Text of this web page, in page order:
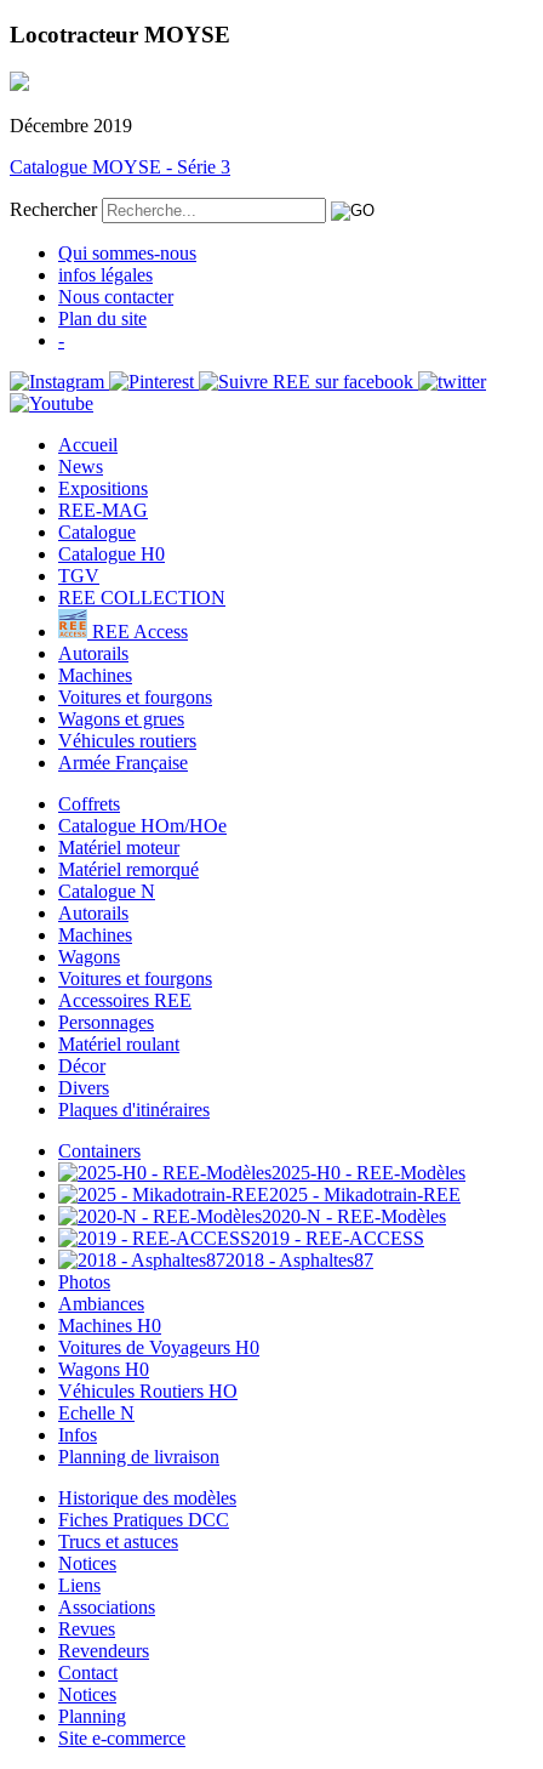
Locotracteur MOYSE
Décembre 2019
Catalogue MOYSE - Série 3
Rechercher
Qui sommes-nous
infos légales
Nous contacter
Plan du site
-
Accueil
News
Expositions
REE-MAG
Catalogue
Catalogue H0
TGV
REE COLLECTION
REE Access
Autorails
Machines
Voitures et fourgons
Wagons et grues
Véhicules routiers
Armée Française
Coffrets
Catalogue HOm/HOe
Matériel moteur
Matériel remorqué
Catalogue N
Autorails
Machines
Wagons
Voitures et fourgons
Accessoires REE
Personnages
Matériel roulant
Décor
Divers
Plaques d'itinéraires
Containers
2025-H0 - REE-Modèles
2025 - Mikadotrain-REE
2020-N - REE-Modèles
2019 - REE-ACCESS
2018 - Asphaltes87
Photos
Ambiances
Machines H0
Voitures de Voyageurs H0
Wagons H0
Véhicules Routiers HO
Echelle N
Infos
Planning de livraison
Historique des modèles
Fiches Pratiques DCC
Trucs et astuces
Notices
Liens
Associations
Revues
Revendeurs
Contact
Notices
Planning
Site e-commerce